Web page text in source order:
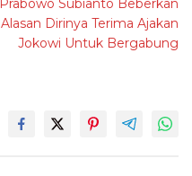
Prabowo Subianto Beberkan
Alasan Dirinya Terima Ajakan
Jokowi Untuk Bergabung